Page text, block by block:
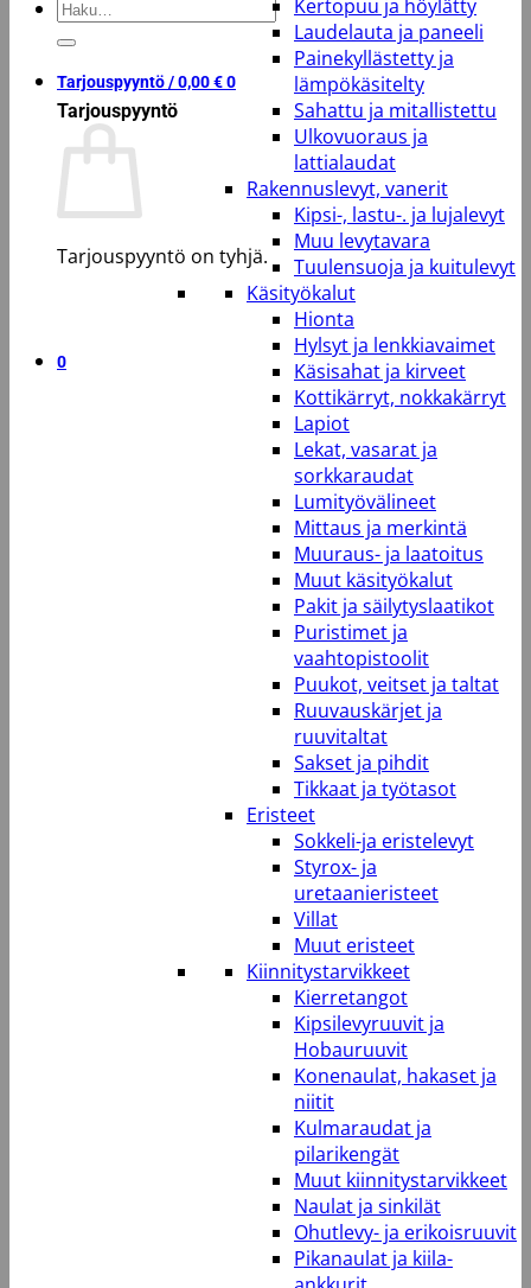
Etsi:
Tarjouspyyntö /0,00€0
Tarjouspyyntö
Tarjouspyyntö on tyhjä.
0
Kertopuu ja höylätty
Laudelauta ja paneeli
Painekyllästetty ja
lämpökäsitelty
Sahattu ja mitallistettu
Ulkovuoraus ja
lattialaudat
Rakennuslevyt, vanerit
Kipsi-, lastu-. ja lujalevyt
Muu levytavara
Tuulensuoja ja kuitulevyt
Käsityökalut
Hionta
Hylsyt ja lenkkiavaimet
Käsisahat ja kirveet
Kottikärryt, nokkakärryt
Lapiot
Lekat, vasarat ja
sorkkaraudat
Lumityövälineet
Mittaus ja merkintä
Muuraus- ja laatoitus
Muut käsityökalut
Pakit ja säilytyslaatikot
Puristimet ja
vaahtopistoolit
Puukot, veitset ja taltat
Ruuvauskärjet ja
ruuvitaltat
Sakset ja pihdit
Tikkaat ja työtasot
Eristeet
Sokkeli-ja eristelevyt
Styrox- ja
uretaanieristeet
Villat
Muut eristeet
Kiinnitystarvikkeet
Kierretangot
Kipsilevyruuvit ja
Hobauruuvit
Konenaulat, hakaset ja
niitit
Kulmaraudat ja
pilarikengät
Muut kiinnitystarvikkeet
Naulat ja sinkilät
Ohutlevy- ja erikoisruuvit
Pikanaulat ja kiila-